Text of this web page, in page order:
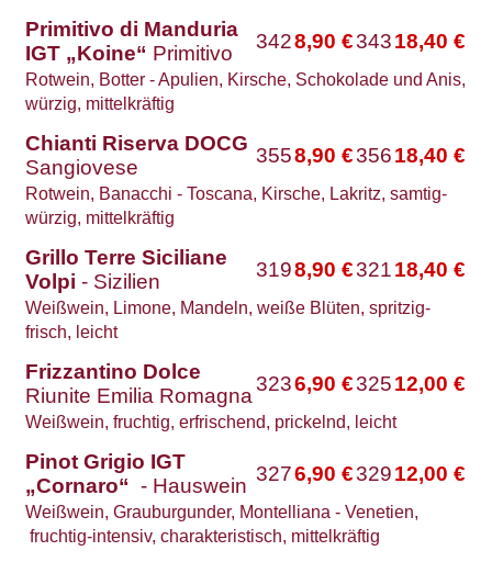
Primitivo di Manduria
IGT „Koine“ Primitivo
3428,90 €34318,40 €
Rotwein, Botter - Apulien, Kirsche, Schokolade und Anis,
würzig, mittelkräftig
Chianti Riserva DOCG
Sangiovese
3558,90 €35618,40 €
Rotwein, Banacchi - Toscana, Kirsche, Lakritz, samtig-
würzig, mittelkräftig
Grillo Terre Siciliane
Volpi- Sizilien
3198,90 €32118,40 €
Weißwein, Limone, Mandeln, weiße Blüten, spritzig-
frisch, leicht
Frizzantino Dolce
Riunite Emilia Romagna
3236,90 €32512,00 €
Weißwein, fruchtig, erfrischend, prickelnd, leicht
Pinot Grigio IGT
„Cornaro“ - Hauswein
3276,90 €32912,00 €
Weißwein, Grauburgunder, Montelliana - Venetien,
fruchtig-intensiv, charakteristisch, mittelkräftig